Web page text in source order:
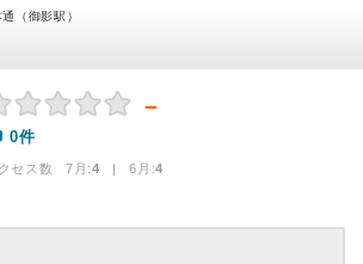
（御影駅）
－
0件
セス数 7月:4 | 6月:4